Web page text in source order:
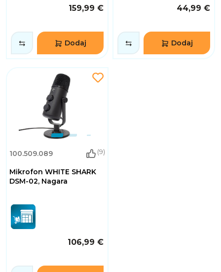
159,99 €
Dodaj
44,99 €
Dodaj
100.509.089 (9)
Mikrofon WHITE SHARK
DSM-02, Nagara
106,99 €